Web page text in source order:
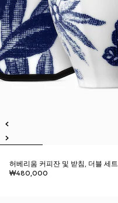
허베리움 커피잔 및 받침, 더블 세트
₩480,000